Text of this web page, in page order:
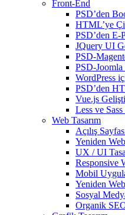
Front-End
PSD’den
HTML’ye
PSD’den E-
JQuery UI
PSD-
PSD-
WordPress
PSD’den
Vue.js
Less ve
Web Tasarım
Açılış
Yeniden
UX / UI
Responsive
Mobil
Yeniden
Sosyal
Organik